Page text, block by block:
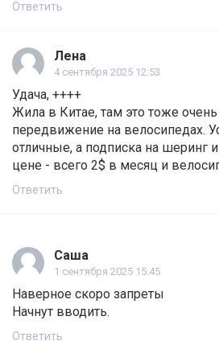
Ответить
Лена
4 сентября 2025 12:53
Удача, ++++
Жила в Китае, там это тоже очень
передвижение на велосипедах.
отличные, а подписка на шеринг
цене - всего 2$ в месяц и
Ответить
Саша
1 сентября 2025 15:45
Наверное скоро запреты
Начнут вводить.
Ответить